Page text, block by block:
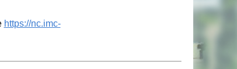
https://nc.imc-